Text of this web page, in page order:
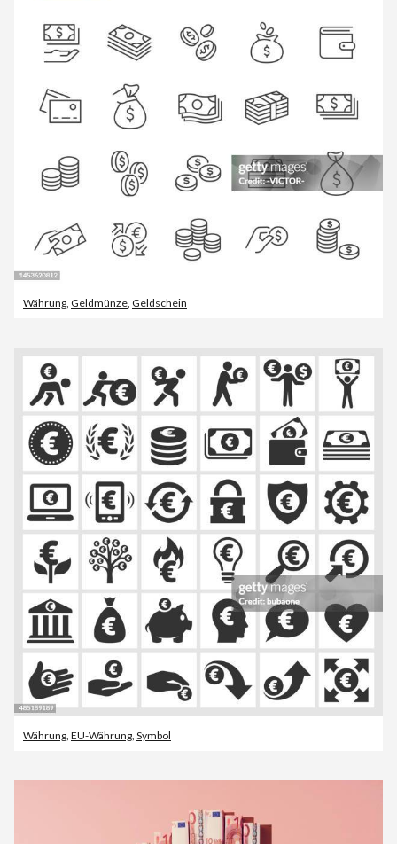
Währung, Geldmünze, Geldschein
Währung, EU-Währung, Symbol